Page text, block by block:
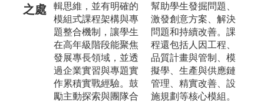
之處
輯思維，並有明確的
模組式課程架構與專
題整合機制，讓學生
在高年級階段能聚焦
發展專長領域，並透
過企業實習與專題實
作累積實戰經驗。鼓
勵主動探索與團隊合
幫助學生發掘問題、
激發創意方案、解決
問題和持續改善。課
程還包括人因工程、
品質計畫與管制、模
擬學、生產與供應鏈
管理、精實改善、設
施規劃等核心模組。